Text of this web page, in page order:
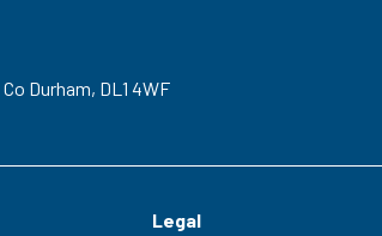
Co Durham, DL1 4WF
Legal